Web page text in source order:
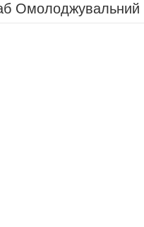
Омолоджувальний